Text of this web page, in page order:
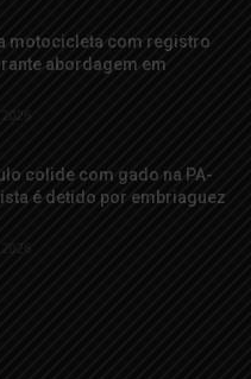
motocicleta com registro
abordagem em
colide com gado na PA-
é detido por embriaguez